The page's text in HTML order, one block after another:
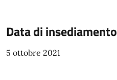
Data di insediamento
5 ottobre 2021